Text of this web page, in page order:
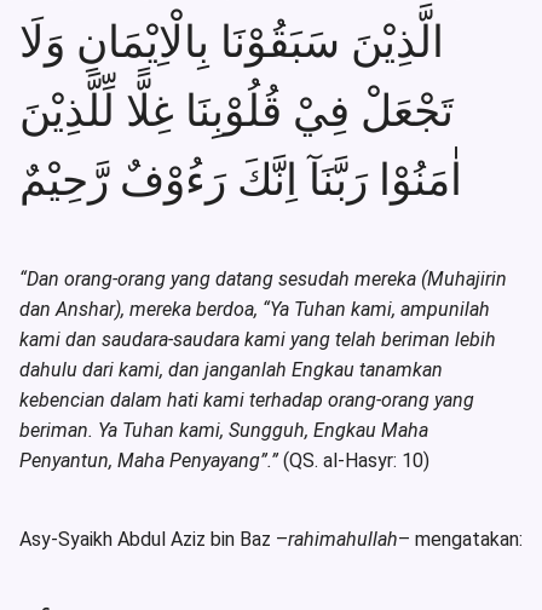
الَّذِيْنَ سَبَقُوْنَا بِالْاِيْمَانِ وَلَا
تَجْعَلْ فِيْ قُلُوْبِنَا غِلًّا لِّلَّذِيْنَ
اٰمَنُوْا رَبَّنَآ اِنَّكَ رَءُوْفٌ رَّحِيْمٌ
“Dan orang-orang yang datang sesudah mereka (Muhajirin
dan Anshar), mereka berdoa, “Ya Tuhan kami, ampunilah
kami dan saudara-saudara kami yang telah beriman lebih
dahulu dari kami, dan janganlah Engkau tanamkan
kebencian dalam hati kami terhadap orang-orang yang
beriman. Ya Tuhan kami, Sungguh, Engkau Maha
Penyantun, Maha Penyayang”.” (QS. al-Hasyr: 10)
Asy-Syaikh Abdul Aziz bin Baz –rahimahullah– mengatakan: